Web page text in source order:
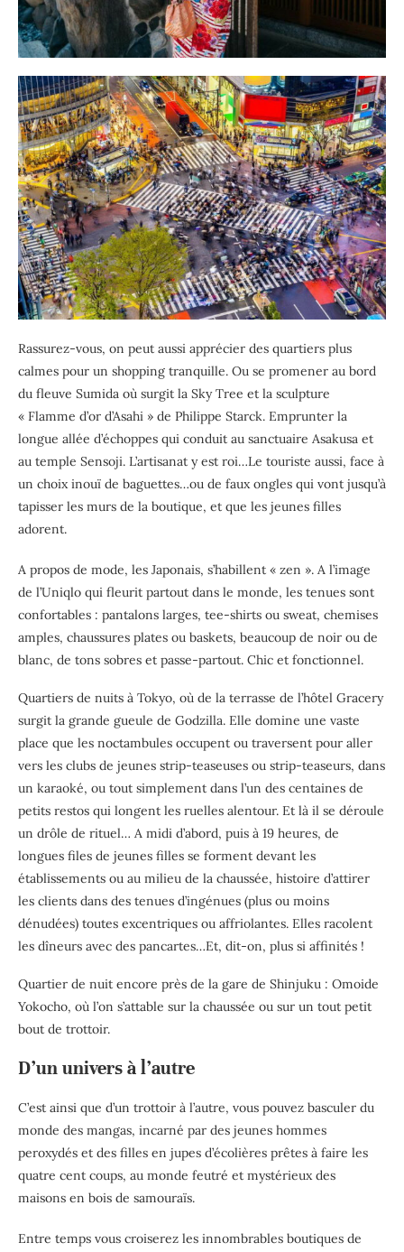
Rassurez-vous, on peut aussi apprécier des quartiers plus
calmes pour un shopping tranquille. Ou se promener au bord
du fleuve Sumida où surgit la Sky Tree et la sculpture
« Flamme d’or d’Asahi » de Philippe Starck. Emprunter la
longue allée d’échoppes qui conduit au sanctuaire Asakusa et
au temple Sensoji. L’artisanat y est roi…Le touriste aussi, face à
un choix inouï de baguettes…ou de faux ongles qui vont jusqu’à
tapisser les murs de la boutique, et que les jeunes filles
adorent.
A propos de mode, les Japonais, s’habillent « zen ». A l’image
de l’Uniqlo qui fleurit partout dans le monde, les tenues sont
confortables : pantalons larges, tee-shirts ou sweat, chemises
amples, chaussures plates ou baskets, beaucoup de noir ou de
blanc, de tons sobres et passe-partout. Chic et fonctionnel.
Quartiers de nuits à Tokyo, où de la terrasse de l’hôtel Gracery
surgit la grande gueule de Godzilla. Elle domine une vaste
place que les noctambules occupent ou traversent pour aller
vers les clubs de jeunes strip-teaseuses ou strip-teaseurs, dans
un karaoké, ou tout simplement dans l’un des centaines de
petits restos qui longent les ruelles alentour. Et là il se déroule
un drôle de rituel… A midi d’abord, puis à 19 heures, de
longues files de jeunes filles se forment devant les
établissements ou au milieu de la chaussée, histoire d’attirer
les clients dans des tenues d’ingénues (plus ou moins
dénudées) toutes excentriques ou affriolantes. Elles racolent
les dîneurs avec des pancartes…Et, dit-on, plus si affinités !
Quartier de nuit encore près de la gare de Shinjuku : Omoide
Yokocho, où l’on s’attable sur la chaussée ou sur un tout petit
bout de trottoir.
D’un univers à l’autre
C’est ainsi que d’un trottoir à l’autre, vous pouvez basculer du
monde des mangas, incarné par des jeunes hommes
peroxydés et des filles en jupes d’écolières prêtes à faire les
quatre cent coups, au monde feutré et mystérieux des
maisons en bois de samouraïs.
Entre temps vous croiserez les innombrables boutiques de